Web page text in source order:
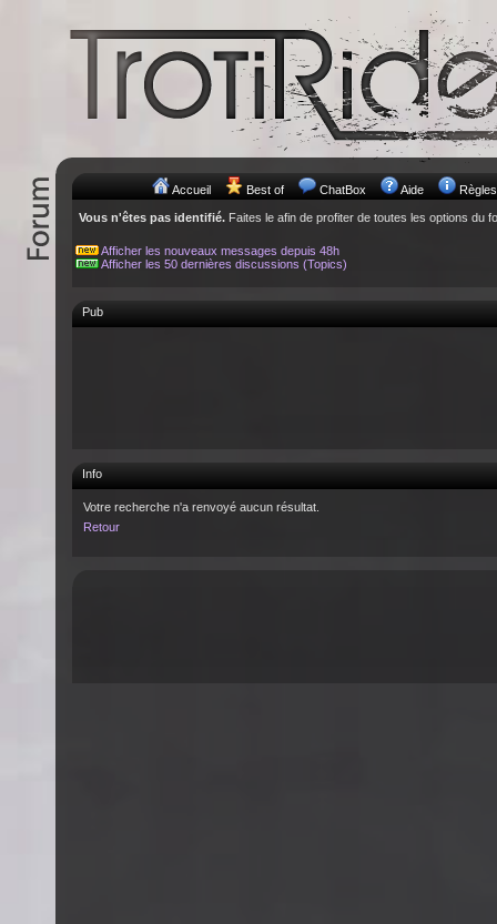
Accueil Best of ChatBox Aide Règles
Vous n'êtes pas identifié. Faites le afin de profiter de toutes les options du
Afficher les nouveaux messages depuis 48h
Afficher les 50 dernières discussions (Topics)
Pub
Info
Votre recherche n'a renvoyé aucun résultat.
Retour